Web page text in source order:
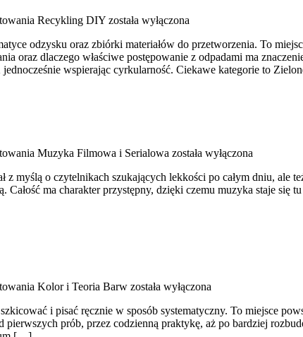
Recykling DIY została wyłączona
odzysku oraz zbiórki materiałów do przetworzenia. To
oraz dlaczego właściwe postępowanie z odpadami ma
wspierając cyrkularność. Ciekawe kategorie to
Muzyka Filmowa i Serialowa została wyłączona
myślą o czytelnikach szukających lekkości po całym dniu, ale
Całość ma charakter przystępny, dzięki czemu muzyka staje się
Kolor i Teoria Barw została wyłączona
i pisać ręcznie w sposób systematyczny. To miejsce
prób, przez codzienną praktykę, aż po bardziej